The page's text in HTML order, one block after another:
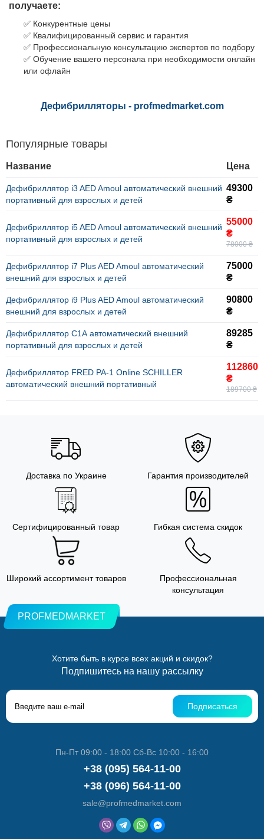
получаете:
✅ Конкурентные цены
✅ Квалифицированный сервис и гарантия
✅ Профессиональную консультацию экспертов по подбору
✅ Обучение вашего персонала при необходимости онлайн
или офлайн
Дефибрилляторы - profmedmarket.com
Популярные товары
Название Цена
Дефибриллятор i3 AED Amoul автоматический внешний
портативный для взрослых и детей
49300
₴
Дефибриллятор i5 AED Amoul автоматический внешний
портативный для взрослых и детей
55000
₴
78000 ₴
Дефибриллятор i7 Plus AED Amoul автоматический
внешний для взрослых и детей
75000
₴
Дефибриллятор i9 Plus AED Amoul автоматический
внешний для взрослых и детей
90800
₴
Дефибриллятор С1А автоматический внешний
портативный для взрослых и детей
89285
₴
Дефибриллятор FRED PA-1 Online SCHILLER
автоматический внешний портативный
112860
₴
189700 ₴
Доставка по Украине Гарантия производителей
Сертифицированный товар Гибкая система скидок
Широкий ассортимент товаров
Профессиональная
консультация
PROFMEDMARKET
Хотите быть в курсе всех акций и скидок?
Подпишитесь на нашу рассылку
Подписаться
Пн-Пт 09:00 - 18:00 Сб-Вс 10:00 - 16:00
+38 (095) 564-11-00
+38 (096) 564-11-00
sale@profmedmarket.com